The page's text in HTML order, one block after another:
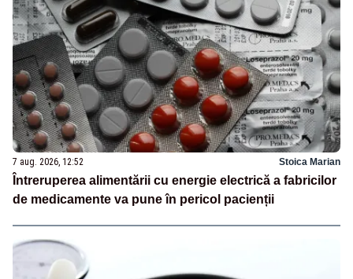
7 aug. 2026, 12:52 Stoica Marian
Întreruperea alimentării cu energie electrică a fabricilor
de medicamente va pune în pericol pacienții